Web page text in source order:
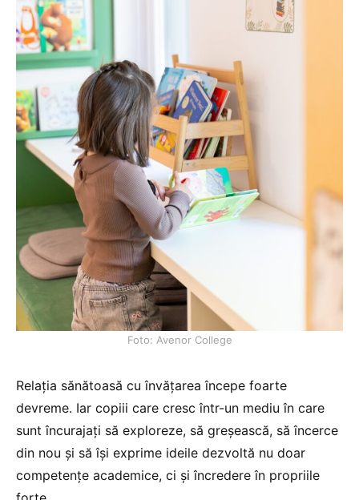
Foto: Avenor College
Relația sănătoasă cu învățarea începe foarte
devreme. Iar copiii care cresc într-un mediu în care
sunt încurajați să exploreze, să greșească, să încerce
din nou și să își exprime ideile dezvoltă nu doar
competențe academice, ci și încredere în propriile